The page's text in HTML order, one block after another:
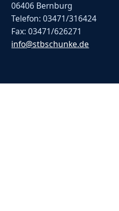
06406 Bernburg
Telefon: 03471/316424
Fax: 03471/626271
info@stbschunke.de